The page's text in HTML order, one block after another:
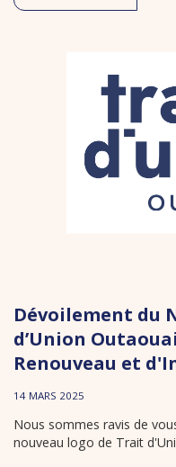
Dévoilement du
d’Union
Renouveau et
14 MARS 2025
Nous sommes ravis de
nouveau logo de Trait